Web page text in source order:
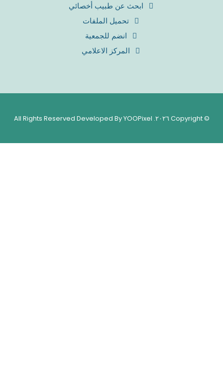
ابحث عن طبيب أخصائي
تحميل الملفات
انضم للجمعية
المركز الاعلامي
© Copyright ٢٠٢٦. All Rights Reserved Developed By YOOPixel